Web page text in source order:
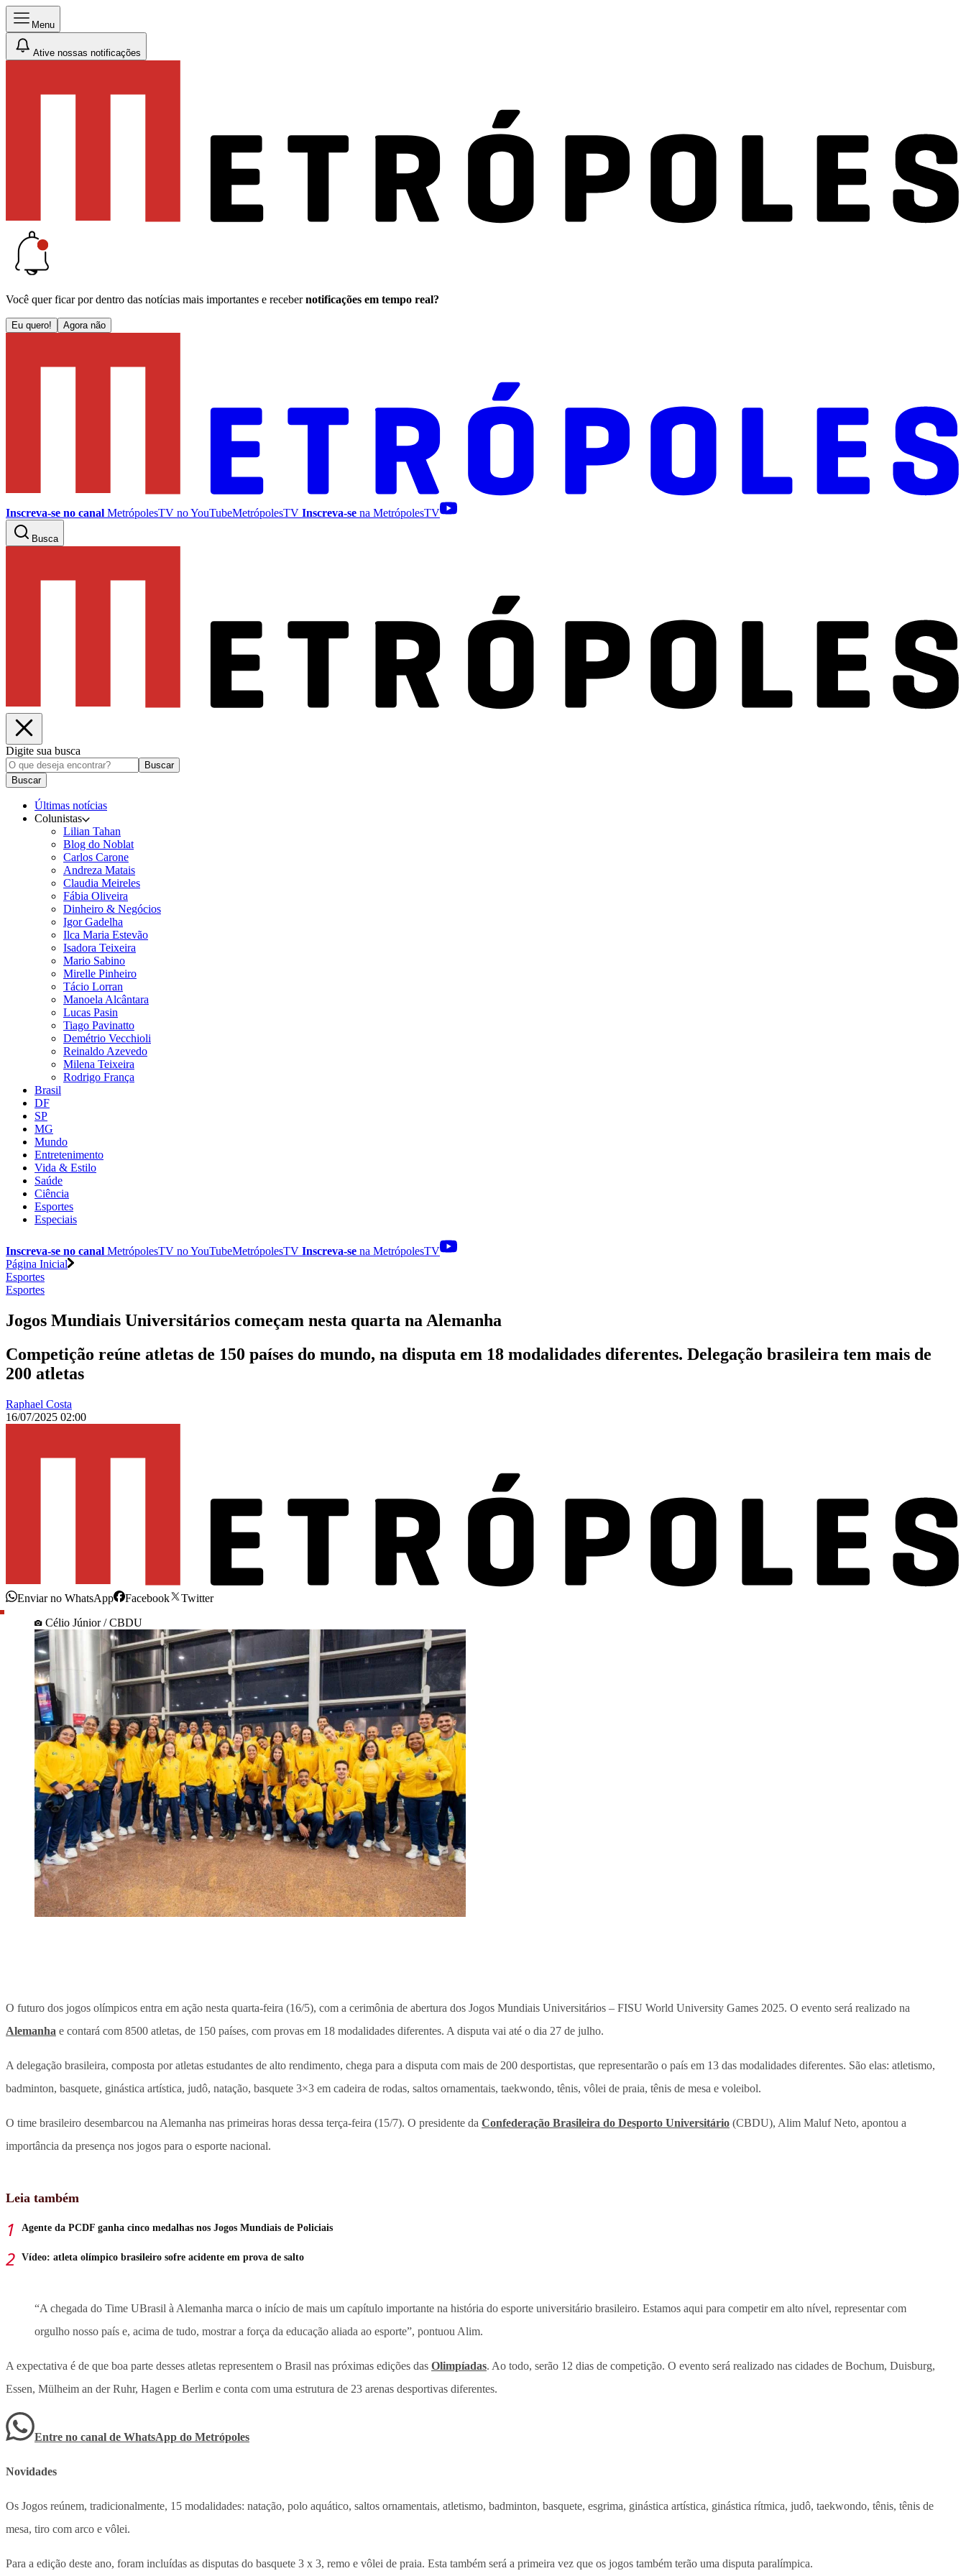
Menu
Ative nossas notificações
Você quer ficar por dentro das notícias mais importantes e receber notificações em tempo real?
Eu quero! Agora não
Inscreva-se no canal MetrópolesTV noYouTubeMetrópolesTV Inscreva-se na MetrópolesTV
Busca
Digite sua busca
Buscar
Buscar
Últimas notícias
Colunistas
Lilian Tahan
Blog do Noblat
Carlos Carone
Andreza Matais
Claudia Meireles
Fábia Oliveira
Dinheiro & Negócios
Igor Gadelha
Ilca Maria Estevão
Isadora Teixeira
Mario Sabino
Mirelle Pinheiro
Tácio Lorran
Manoela Alcântara
Lucas Pasin
Tiago Pavinatto
Demétrio Vecchioli
Reinaldo Azevedo
Milena Teixeira
Rodrigo França
Brasil
DF
SP
MG
Mundo
Entretenimento
Vida & Estilo
Saúde
Ciência
Esportes
Especiais
Inscreva-se no canal MetrópolesTV noYouTubeMetrópolesTV Inscreva-se na MetrópolesTV
Página Inicial
Esportes
Esportes
Jogos Mundiais Universitários começam nesta quarta na Alemanha
Competição reúne atletas de 150 países do mundo, na disputa em 18 modalidades diferentes. Delegação brasileira tem mais de
200 atletas
Raphael Costa
16/07/2025 02:00
Enviar no WhatsApp Facebook
Twitter
Célio Júnior / CBDU
O futuro dos jogos olímpicos entra em ação nesta quarta-feira (16/5), com a cerimônia de abertura dos Jogos Mundiais Universitários – FISU World University Games 2025. O evento será realizado na
Alemanha e contará com 8500 atletas, de 150 países, com provas em 18 modalidades diferentes. A disputa vai até o dia 27 de julho.
A delegação brasileira, composta por atletas estudantes de alto rendimento, chega para a disputa com mais de 200 desportistas, que representarão o país em 13 das modalidades diferentes. São elas: atletismo,
badminton, basquete, ginástica artística, judô, natação, basquete 3×3 em cadeira de rodas, saltos ornamentais, taekwondo, tênis, vôlei de praia, tênis de mesa e voleibol.
O time brasileiro desembarcou na Alemanha nas primeiras horas dessa terça-feira (15/7). O presidente da Confederação Brasileira do Desporto Universitário (CBDU), Alim Maluf Neto, apontou a
importância da presença nos jogos para o esporte nacional.
Leia também
Agente da PCDF ganha cinco medalhas nos Jogos Mundiais de Policiais
Vídeo: atleta olímpico brasileiro sofre acidente em prova de salto
“A chegada do Time UBrasil à Alemanha marca o início de mais um capítulo importante na história do esporte universitário brasileiro. Estamos aqui para competir em alto nível, representar com
orgulho nosso país e, acima de tudo, mostrar a força da educação aliada ao esporte”, pontuou Alim.
A expectativa é de que boa parte desses atletas representem o Brasil nas próximas edições das Olimpíadas. Ao todo, serão 12 dias de competição. O evento será realizado nas cidades de Bochum, Duisburg,
Essen, Mülheim an der Ruhr, Hagen e Berlim e conta com uma estrutura de 23 arenas desportivas diferentes.
Entre no canal de WhatsApp do Metrópoles
Novidades
Os Jogos reúnem, tradicionalmente, 15 modalidades: natação, polo aquático, saltos ornamentais, atletismo, badminton, basquete, esgrima, ginástica artística, ginástica rítmica, judô, taekwondo, tênis, tênis de
mesa, tiro com arco e vôlei.
Para a edição deste ano, foram incluídas as disputas do basquete 3 x 3, remo e vôlei de praia. Esta também será a primeira vez que os jogos também terão uma disputa paralímpica.